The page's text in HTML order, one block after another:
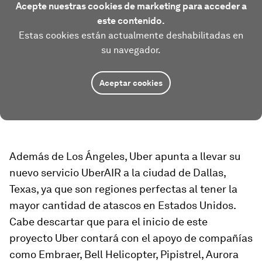
Acepte nuestras cookies de marketing para acceder a
este contenido.
Estas cookies están actualmente deshabilitadas en
su navegador.
Aceptar cookies
Además de Los Ángeles, Uber apunta a llevar su
nuevo servicio UberAIR a la ciudad de Dallas,
Texas, ya que son regiones perfectas al tener la
mayor cantidad de atascos en Estados Unidos.
Cabe descartar que para el inicio de este
proyecto Uber contará con el apoyo de compañías
como Embraer, Bell Helicopter, Pipistrel, Aurora